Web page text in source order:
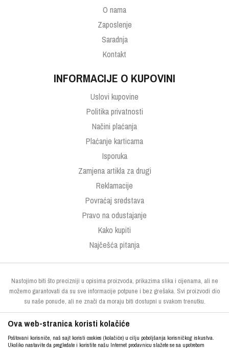
O nama
Zaposlenje
Saradnja
Kontakt
INFORMACIJE O KUPOVINI
Uslovi kupovine
Politika privatnosti
Načini plaćanja
Plaćanje karticama
Isporuka
Zamjena artikla za drugi
Reklamacije
Povraćaj sredstava
Pravo na odustajanje
Kako kupiti
Najčešća pitanja
Nastojimo biti što precizniji u opisima proizvoda, prikazima slika i cijenama, ali ne
možemo garantovati da su sve informacije potpune i bez grešaka. Svi proizvodi dio
su naše ponude, ali ne znači da moraju biti dostupni u svakom trenutku.
Ova web-stranica koristi kolačiće
Poštovani korisniče, naš sajt koristi cookies (kolačiće) u cilju poboljšanja korisničkog iskustva.
Ukoliko nastavite da pregledate i koristite našu Internet prodavnicu slažete se sa upotrebom